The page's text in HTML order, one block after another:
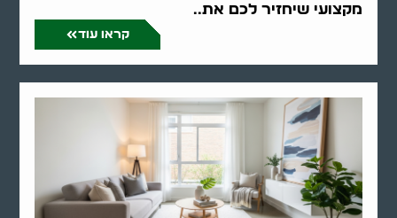
מקצועי שיחזיר לכם את..
קראו עוד